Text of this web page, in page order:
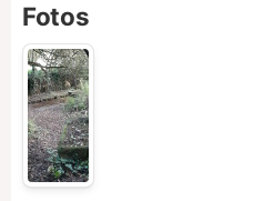
Fotos